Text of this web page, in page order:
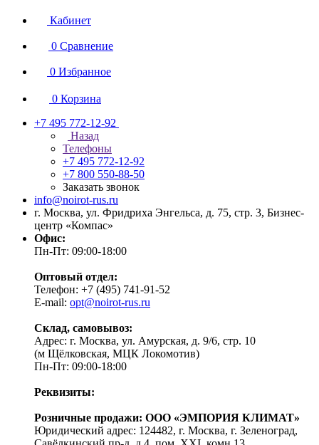
Кабинет
0 Сравнение
0 Избранное
0 Корзина
+7 495 772-12-92
Назад
Телефоны
+7 495 772-12-92
+7 800 550-88-50
Заказать звонок
info@noirot-rus.ru
г. Москва, ул. Фридриха Энгельса, д. 75, стр. 3, Бизнес-
центр «Компас»
Офис:
Пн-Пт: 09:00-18:00
Оптовый отдел:
Телефон: +7 (495) 741-91-52
E-mail: opt@noirot-rus.ru
Склад, самовывоз:
Адрес: г. Москва, ул. Амурская, д. 9/6, стр. 10
(м Щёлковская, МЦК Локомотив)
Пн-Пт: 09:00-18:00
Реквизиты:
Розничные продажи: ООО «ЭМПОРИЯ КЛИМАТ»
Юридический адрес: 124482, г. Москва, г. Зеленоград,